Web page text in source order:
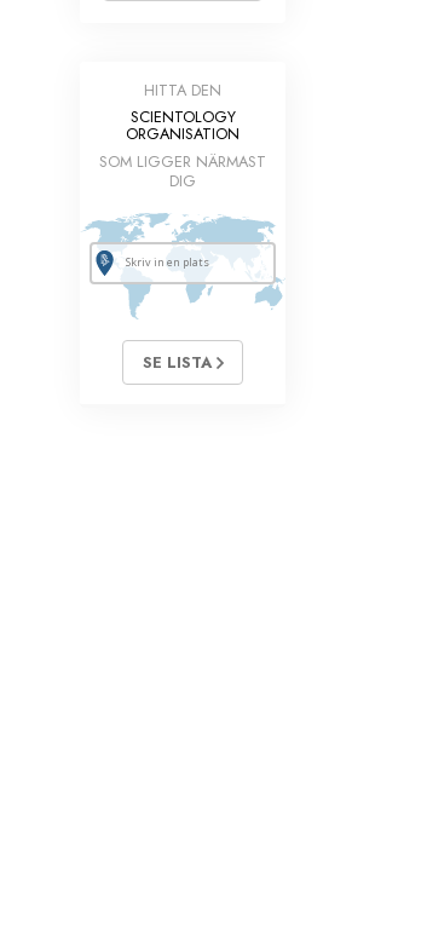
HITTA DEN
SCIENTOLOGY
ORGANISATION
SOM LIGGER NÄRMAST
DIG
SE LISTA